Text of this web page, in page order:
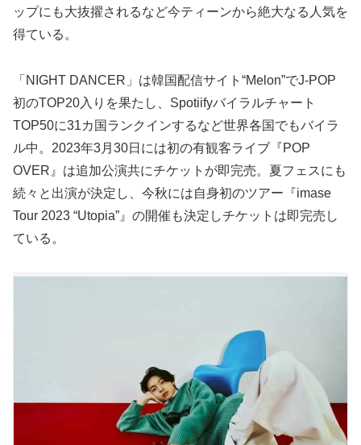
ップにも大抜擢されるなど今ティーンから絶大なる人気を
得ている。
「NIGHT DANCER」は韓国配信サイト“Melon”でJ-POP
初のTOP20入りを果たし、Spotiifyバイラルチャート
TOP50に31カ国ランクインするなど世界各国でもバイラ
ル中。2023年3月30日には初の有観客ライブ『POP
OVER』は追加公演共にチケットが即完売。夏フェスにも
続々と出演が決定し、今秋には自身初のツアー『imase
Tour 2023 “Utopia”』の開催も決定しチケットは即完売し
ている。